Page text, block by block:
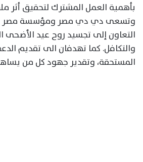
بأهمية العمل المشترك لتحقيق أثر
وتسعى دي دي مصر ومؤسسة مصر
التعاون إلى تجسيد روح عيد الأضحى
والتكافل. كما تهدفان الى تقديم
المستحقة، وتقدير جهود كل من